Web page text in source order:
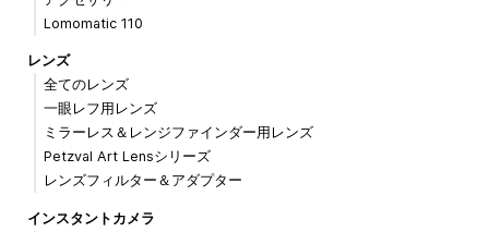
Lomomatic 110
レンズ
全てのレンズ
一眼レフ用レンズ
ミラーレス＆レンジファインダー用レンズ
Petzval Art Lensシリーズ
レンズフィルター＆アダプター
インスタントカメラ